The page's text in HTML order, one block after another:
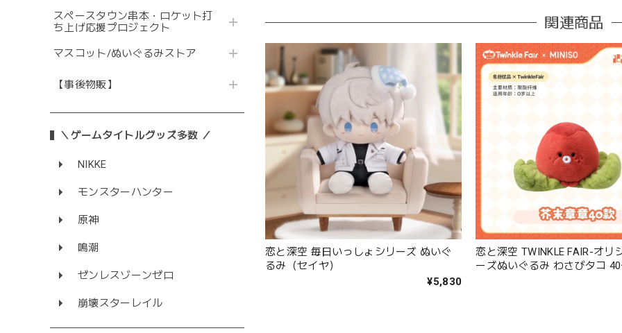
スペースタウン串本・ロケット打
ち上げ応援プロジェクト
マスコット/ぬいぐるみストア
【事後物販】
＼ゲームタイトルグッズ多数 ／
NIKKE
モンスターハンター
原神
鳴潮
ゼンレスゾーンゼロ
崩壊スターレイル
関連商品
恋と深空 毎日いっしょシリーズ ぬいぐ
るみ（セイヤ）
¥5,830
恋と深空 TWINKLE FAIR-オリ
ーズぬいぐるみ わさびタコ